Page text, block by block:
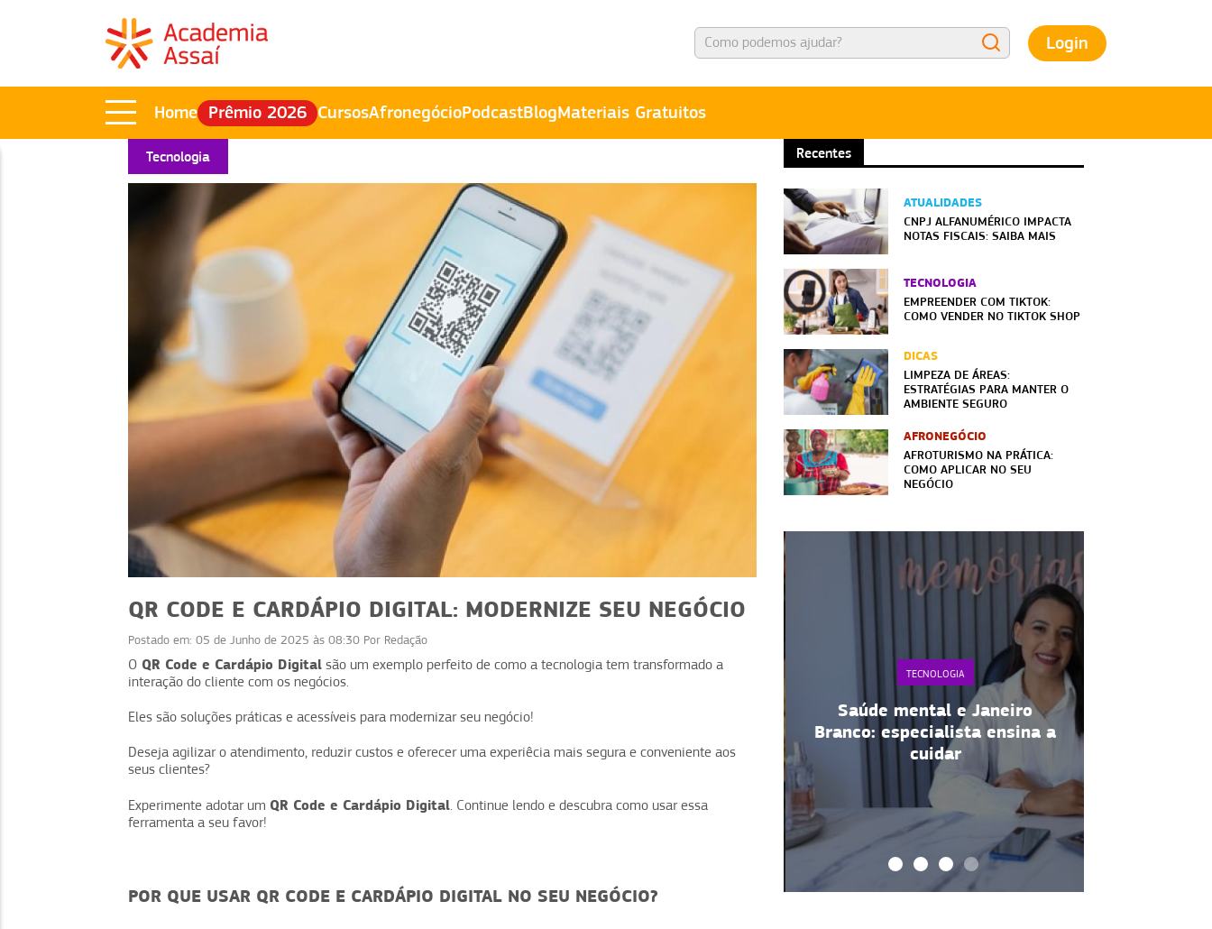
Login
Home Prêmio 2026 CursosAfronegócioPodcastBlogMateriais Gratuitos
Tecnologia
QR CODE E CARDÁPIO DIGITAL: MODERNIZE SEU NEGÓCIO
Postado em: 05 de Junho de 2025 às 08:30 Por Redação
O QR Code e Cardápio Digital são um exemplo perfeito de como a tecnologia tem transformado a
interação do cliente com os negócios.
Eles são soluções práticas e acessíveis para modernizar seu negócio!
Deseja agilizar o atendimento, reduzir custos e oferecer uma experiêcia mais segura e conveniente aos
seus clientes?
Experimente adotar um QR Code e Cardápio Digital. Continue lendo e descubra como usar essa
ferramenta a seu favor!
POR QUE USAR QR CODE E CARDÁPIO DIGITAL NO SEU NEGÓCIO?
Recentes
ATUALIDADES
CNPJ ALFANUMÉRICO IMPACTA
NOTAS FISCAIS: SAIBA MAIS
TECNOLOGIA
EMPREENDER COM TIKTOK:
COMO VENDER NO TIKTOK SHOP
DICAS
LIMPEZA DE ÁREAS:
ESTRATÉGIAS PARA MANTER O
AMBIENTE SEGURO
AFRONEGÓCIO
AFROTURISMO NA PRÁTICA:
COMO APLICAR NO SEU
NEGÓCIO
com TikTok: como
TECNOLOGIA
Anúncios online: 3 segredos
para potencializar suas
vendas
Apps de delivery: o que faz
TECNOLOGIA
Saúde mental e Janeiro
Branco: especialista ensina a
cuidar